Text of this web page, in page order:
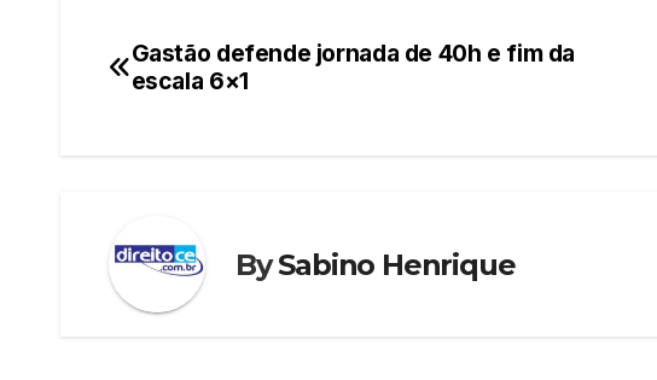
Navegação
Gastão defende jornada de 40h e fim da
escala 6×1
BySabino Henrique